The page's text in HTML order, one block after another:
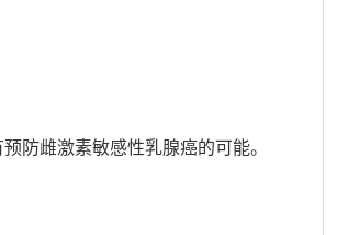
防雌激素敏感性乳腺癌的可能。